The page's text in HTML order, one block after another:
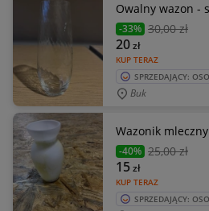
Owalny wazon -
-33% 30,00 zł
KUP TERAZ
20zł
SPRZEDAJĄCY:
Buk
Wazonik
-40% 25,00 zł
KUP TERAZ
15zł
SPRZEDAJĄCY: